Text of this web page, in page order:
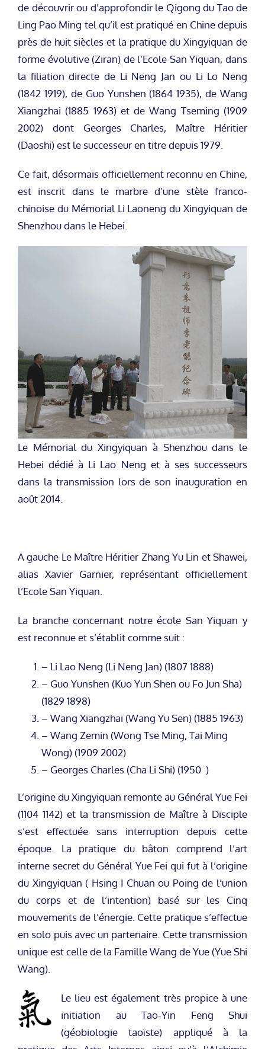
de découvrir ou d’approfondir le Qigong du Tao de
Ling Pao Ming tel qu’il est pratiqué en Chine depuis
près de huit siècles et la pratique du Xingyiquan de
forme évolutive (Ziran) de l’Ecole San Yiquan, dans
la filiation directe de Li Neng Jan ou Li Lo Neng
(1842 1919), de Guo Yunshen (1864 1935), de Wang
Xiangzhai (1885 1963) et de Wang Tseming (1909
2002) dont Georges Charles, Maître Héritier
(Daoshi) est le successeur en titre depuis 1979.
Ce fait, désormais officiellement reconnu en Chine,
est inscrit dans le marbre d’une stèle franco-
chinoise du Mémorial Li Laoneng du Xingyiquan de
Shenzhou dans le Hebei.
Le Mémorial du Xingyiquan à Shenzhou dans le
Hebei dédié à Li Lao Neng et à ses successeurs
dans la transmission lors de son inauguration en
août 2014.
A gauche Le Maître Héritier Zhang Yu Lin et Shawei,
alias Xavier Garnier, représentant officiellement
l’Ecole San Yiquan.
La branche concernant notre école San Yiquan y
est reconnue et s’établit comme suit :
– Li Lao Neng (Li Neng Jan) (1807 1888)
– Guo Yunshen (Kuo Yun Shen ou Fo Jun Sha)
(1829 1898)
– Wang Xiangzhai (Wang Yu Sen) (1885 1963)
– Wang Zemin (Wong Tse Ming, Tai Ming
Wong) (1909 2002)
– Georges Charles (Cha Li Shi) (1950 )
L’origine du Xingyiquan remonte au Général Yue Fei
(1104 1142) et la transmission de Maître à Disciple
s’est effectuée sans interruption depuis cette
époque. La pratique du bâton comprend l’art
interne secret du Général Yue Fei qui fut à l’origine
du Xingyiquan ( Hsing I Chuan ou Poing de l’union
du corps et de l’intention) basé sur les Cinq
mouvements de l’énergie. Cette pratique s’effectue
en solo puis avec un partenaire. Cette transmission
unique est celle de la Famille Wang de Yue (Yue Shi
Wang).
Le lieu est également très propice à une
initiation au Tao-Yin Feng Shui
(géobiologie taoïste) appliqué à la